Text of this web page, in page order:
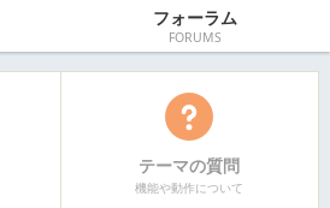
フォーラム
FORUMS
テーマの質問
機能や動作について